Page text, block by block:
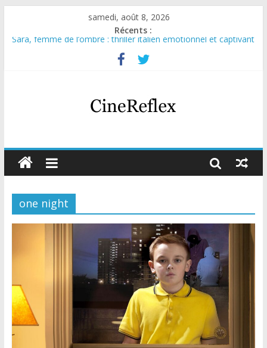
samedi, août 8, 2026
Récents :
Sara, femme de l’ombre : thriller italien émotionnel et captivant
Journal d’une fille larguée : nouvelle série suédoise sur Netflix
Aema : mini-série sur le tournage d’un film érotique devenu
Olympo, saison 1 : nouvelle série qui séduira les fans de
one night